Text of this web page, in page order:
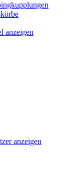
anzeigen
anzeigen